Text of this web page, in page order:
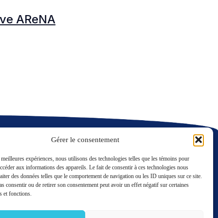
Gérer le consentement
expériences, nous utilisons des technologies telles que les témoins pour
aux informations des appareils. Le fait de consentir à ces technologies nous
des données telles que le comportement de navigation ou les ID uniques sur ce site.
consentir ou de retirer son consentement peut avoir un effet négatif sur certaines
et fonctions.
AReNA
Nous contacter
LinkedIn Twitter